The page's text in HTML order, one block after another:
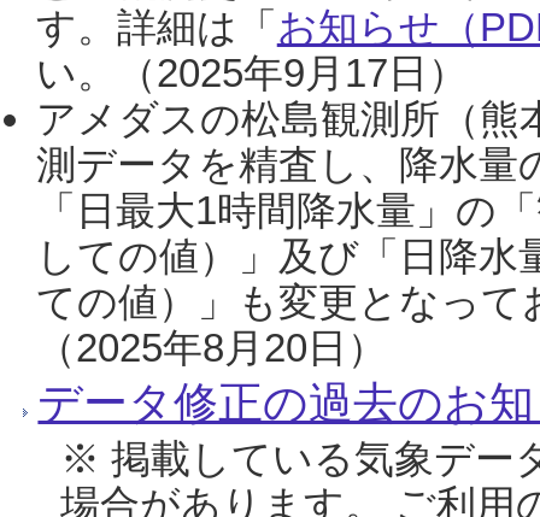
す。詳細は「 お知らせ（
い。（2025年9月17日）
アメダスの松島観測所（熊
測データを精査し、降水
「日最大1時間降水量」の
しての値）」及び「日降
ての値）」も変更となっ
（2025年8月20日）
データ修正の過去のお
※ 掲載している気象デー
場合があります。 ご利用